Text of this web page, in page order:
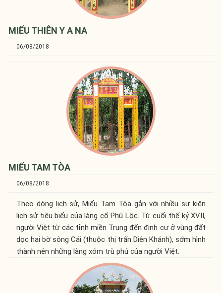
MIẾU THIÊN Y A NA
06/08/2018
MIẾU TAM TÒA
06/08/2018
Theo dòng lịch sử, Miếu Tam Tòa gắn với nhiều sự kiện
lịch sử tiêu biểu của làng cổ Phú Lộc. Từ cuối thế kỷ XVII,
người Việt từ các tỉnh miền Trung đến định cư ở vùng đất
dọc hai bờ sông Cái (thuộc thị trấn Diên Khánh), sớm hình
thành nên những làng xóm trù phú của người Việt.